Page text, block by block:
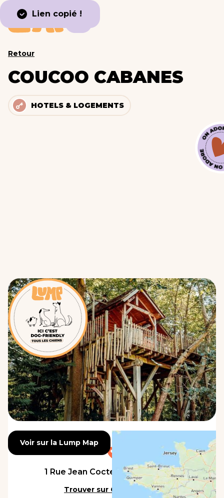
Lien copié !
Retour
COUCOO CABANES
HOTELS & LOGEMENTS
Voir sur la Lump Map
Voir sur la Lump Map
1 Rue Jean Cocteau, 60810 Raray
Trouver sur Google Maps